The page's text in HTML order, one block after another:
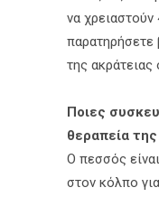
να
της ακράτειας
Ποιες
θεραπεία
Ο πεσσός
στον κόλπο